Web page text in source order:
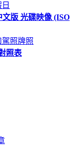
版 光碟映像 (ISO
照牌照
照表